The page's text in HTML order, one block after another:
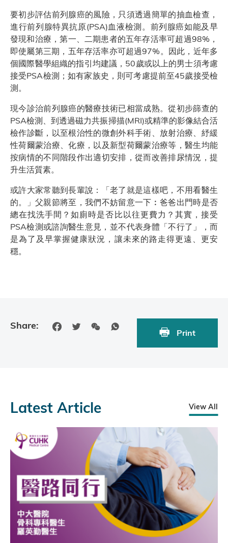
要初步評估前列腺癌的風險，只須透過簡單的抽血檢查，
進行前列腺特異抗原(PSA)血液檢測。前列腺癌如能及早
發現和治療，第一、二期患者的五年存活率可超過98%，
即使屬第三期，五年存活率亦可超過97%。因此，近年多
個國際醫學組織的指引均建議，50歲或以上的男士須考慮
接受PSA檢測；如有家族史，則可考慮提前至45歲接受檢
測。
現今診治前列腺癌的醫療技術已相當成熟。從初步篩查的
PSA檢測、到透過磁力共振掃描(MRI)或精準的影像結合活
檢作診斷，以至根治性的微創外科手術、放射治療、紓緩
性荷爾蒙治療、化療，以及新型荷爾蒙治療等，醫生均能
按病情的不同階段作出適切安排，從而改善排尿情況，提
升生活質素。
或許大家常聽到長輩說：「老了就是這樣吧，不用看醫生
的。」父親節將至，我們不妨留意一下︰爸爸出門時是否
總在找洗手間？如廁時是否比以往更費力？其實，接受
PSA檢測或諮詢醫生意見，並不代表身體「不行了」，而
是為了及早掌握健康狀況，讓未來的路走得更遠、更安
穩。
Share:
Print
Latest Article View All